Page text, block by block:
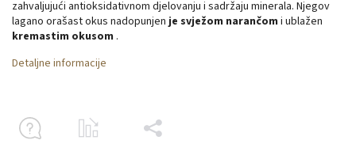
zahvaljujući antioksidativnom djelovanju i sadržaju minerala. Njegov
lagano orašast okus nadopunjen je svježom narančom i ublažen
kremastim okusom .
Detaljne informacije